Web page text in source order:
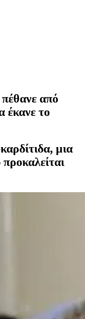
από
έκανε το
μια